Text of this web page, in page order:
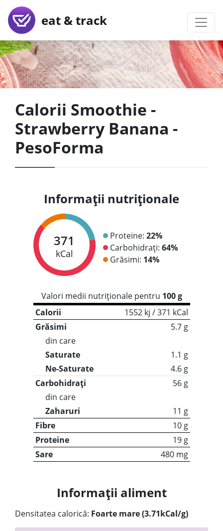
eat & track
Calorii Smoothie -
Strawberry Banana -
PesoForma
Informații nutriționale
371
kCal
Proteine: 22%
Carbohidrați: 64%
Grăsimi: 14%
Valori medii nutriționale pentru 100 g
Calorii
1552 kj / 371 kCal
Grăsimi
5.7 g
din care
Saturate
1.1 g
Ne-Saturate
4.6 g
Carbohidrați
56 g
din care
Zaharuri
11 g
Fibre
10 g
Proteine
19 g
Sare
480 mg
Informații aliment
Densitatea calorică: Foarte mare (3.71kCal/g)